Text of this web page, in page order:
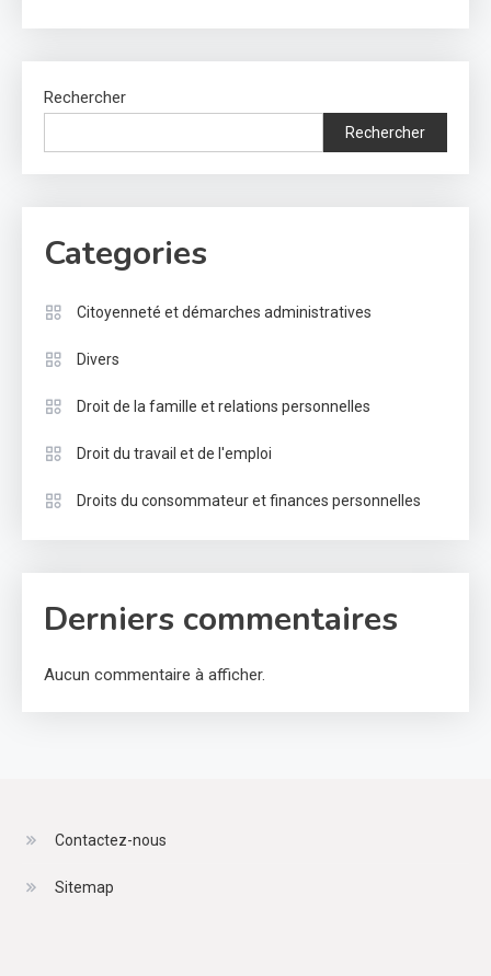
Rechercher
Rechercher
Categories
Citoyenneté et démarches administratives
Divers
Droit de la famille et relations personnelles
Droit du travail et de l'emploi
Droits du consommateur et finances personnelles
Derniers commentaires
Aucun commentaire à afficher.
Contactez-nous
Sitemap